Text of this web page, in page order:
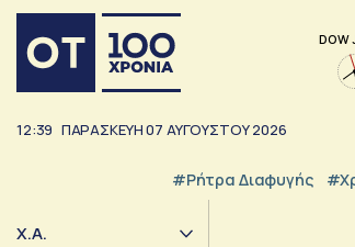
DOW
12:39 ΠΑΡΑΣΚΕΥΗ07 ΑΥΓΟΥΣΤΟΥ2026
#ρήτρα Διαφυγής
Χ.Α.